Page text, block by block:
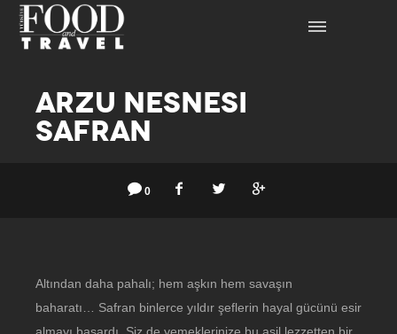
ARZU NESNESI
SAFRAN
0
Altından daha pahalı; hem aşkın hem savaşın
baharatı… Safran binlerce yıldır şeflerin hayal gücünü esir